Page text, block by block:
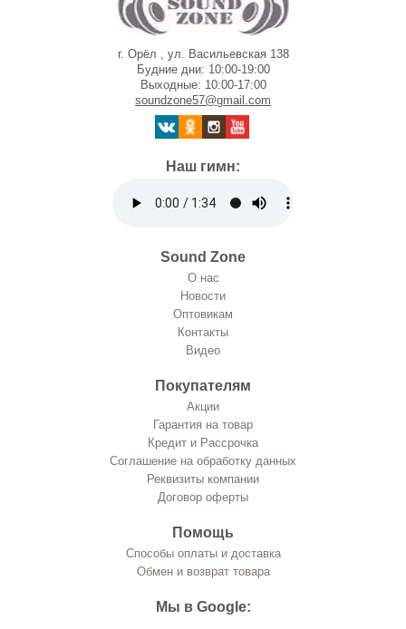
г. Орёл , ул. Васильевская 138
Будние дни: 10:00-19:00
Выходные: 10:00-17:00
soundzone57@gmail.com
Наш гимн:
Sound Zone
О нас
Новости
Оптовикам
Контакты
Видео
Покупателям
Акции
Гарантия на товар
Кредит и Рассрочка
Соглашение на обработку данных
Реквизиты компании
Договор оферты
Помощь
Способы оплаты и доставка
Обмен и возврат товара
Мы в Google: